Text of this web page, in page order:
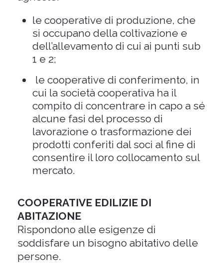
le cooperative di produzione, che
si occupano della coltivazione e
dell’allevamento di cui ai punti sub
1 e 2;
le cooperative di conferimento, in
cui la società cooperativa ha il
compito di concentrare in capo a sé
alcune fasi del processo di
lavorazione o trasformazione dei
prodotti conferiti dal soci al fine di
consentire il loro collocamento sul
mercato.
COOPERATIVE EDILIZIE DI
ABITAZIONE
Rispondono alle esigenze di
soddisfare un bisogno abitativo delle
persone.